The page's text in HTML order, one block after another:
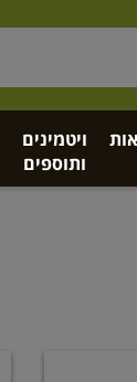
ויטמינים
ותוספים